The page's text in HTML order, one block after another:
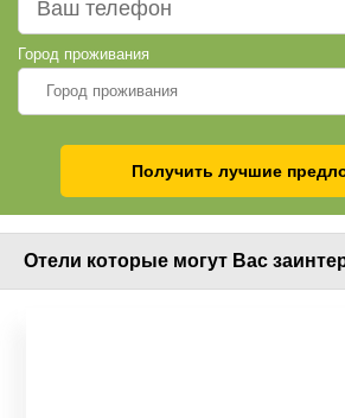
Город проживания
Город проживания
Получить лучшие
Отели которые могут Вас